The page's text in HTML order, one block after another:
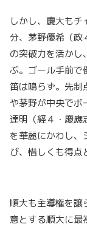
しかし、慶大も
分、茅野優希（政
の突破力を活かし
ぶ。ゴール手前で
笛は鳴らず。先制
や茅野が中央でボ
達明（経４・慶應
を華麗にかわし、
び、惜しくも得点
順大も主導権を譲
意とする順大に最